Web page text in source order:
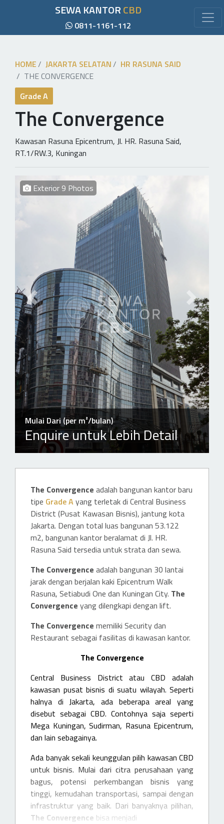
SEWA KANTORCBD
0811-1161-112
HOME JAKARTA SELATAN
HR RASUNA SAID
THE CONVERGENCE
Grade A
The Convergence
Kawasan Rasuna Epicentrum, Jl. HR. Rasuna Said,
RT.1/RW.3, Kuningan
Exterior 9 Photos
Mulai Dari (per m²/bulan)
Enquire untuk Lebih Detail
Previous slide Next slide
The Convergence adalah bangunan kantor baru
tipe Grade Ayang terletak di Central Business
District (Pusat Kawasan Bisnis), jantung kota
Jakarta. Dengan total luas bangunan 53.122
m2, bangunan kantor beralamat di Jl. HR.
Rasuna Said tersedia untuk strata dan sewa.
The Convergence adalah bangunan 30 lantai
jarak dengan berjalan kaki Epicentrum Walk
Rasuna, Setiabudi One dan Kuningan City. The
Convergence yang dilengkapi dengan lift.
The Convergence memiliki Security dan
Restaurant sebagai fasilitas di kawasan kantor.
The Convergence
Central Business District atau CBD adalah
kawasan pusat bisnis di suatu wilayah. Seperti
halnya di Jakarta, ada beberapa areal yang
disebut sebagai CBD. Contohnya saja seperti
Mega Kuningan, Sudirman, Rasuna Epicentrum,
dan lain sebagainya.
Ada banyak sekali keunggulan pilih kawasan CBD
untuk bisnis. Mulai dari citra perusahaan yang
bagus, potensi perkembangan bisnis yang
tinggi, kemudahan transportasi, sampai dengan
infrastruktur yang baik. Dari banyaknya pilihan,
The Convergence bisa menjadi